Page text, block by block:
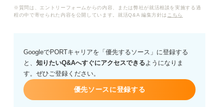
す。
もし入社後に年収を上げる方法があれば、それも教えて
いただけると嬉しいです。
※質問は、エントリーフォームからの内容、または弊社が就活相談を実施する過
程の中で寄せられた内容を公開しています。就活Q&A 編集方針は こちら
GoogleでPORTキャリアを「優先するソース」に登録する
と、 知りたいQ&Aへすぐにアクセスできるようになりま
す。ぜひご登録ください。
優先ソースに登録する